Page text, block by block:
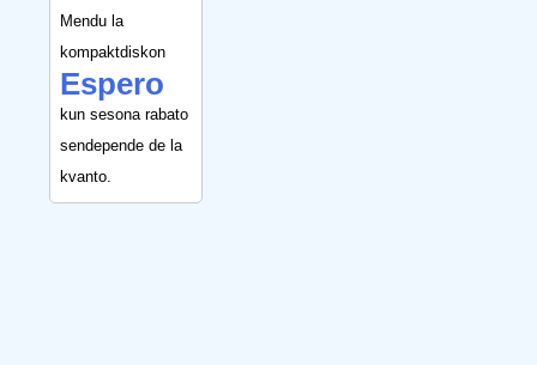
Mendu la
kompaktdiskon
Espero
kun sesona rabato
sendepende de la
kvanto.